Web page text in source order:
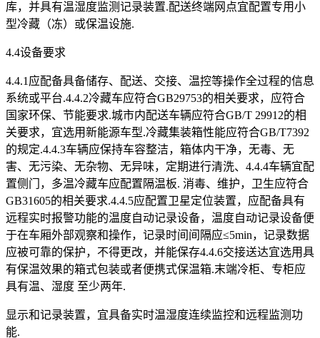
库，并具有温湿度监测记录装置.配送终端网点宜配置专用小
型冷藏（冻）或保温设施.
4.4设备要求
4.4.1应配备具备储存、配送、交接、温控等操作全过程的信息
系统或平台.4.4.2冷藏车应符合GB29753的相关要求，应符合
国家环保、节能要求.城市内配送车辆应符合GB/T 29912的相
关要求，宜选用新能源车型.冷藏集装箱性能应符合GB/T7392
的规定.4.4.3车辆应保持车容整洁，箱体内干净，无毒、无
害、无污染、无杂物、无异味，定期进行清洗、4.4.4车辆宜配
置侧门，多温冷藏车应配置隔温板. 消毒、维护，卫生应符合
GB31605的相关要求.4.4.5应配置卫星定位装置，应配备具有
远程实时报警功能的温度自动记录设备，温度自动记录设备便
于在车厢外部观察和操作，记录时间间隔应≤5min，记录数据
应被可靠的保护，不得更改，并能保存4.4.6交接送达宜选用具
有保温效果的箱式包装或者便携式保温箱.末端冷柜、专柜应
具有温、湿度 至少两年.
显示和记录装置，宜具备实时温湿度连续监控和远程监测功
能.